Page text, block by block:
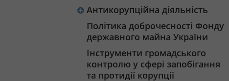
Антикорупційна діяльність
Політика доброчесності Фонду
державного майна України
Інструменти громадського
контролю у сфері запобігання
та протидії корупції